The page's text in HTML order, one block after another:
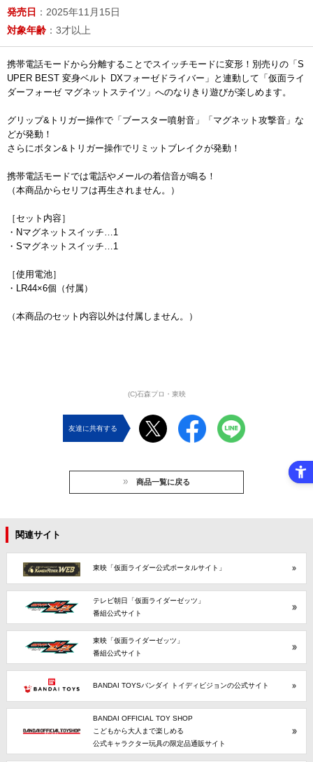
発売日 ：2025年11月15日
対象年齢 ：3才以上
携帯電話モードから分離することでスイッチモードに変形！別売りの「S
UPER BEST 変身ベルト DXフォーゼドライバー」と連動して「仮面ライ
ダーフォーゼ マグネットステイツ」へのなりきり遊びが楽しめます。
グリップ&トリガー操作で「ブースター噴射音」「マグネット攻撃音」な
どが発動！
さらにボタン&トリガー操作でリミットブレイクが発動！
携帯電話モードでは電話やメールの着信音が鳴る！
（本商品からセリフは再生されません。）
［セット内容］
・Nマグネットスイッチ…1
・Sマグネットスイッチ…1
［使用電池］
・LR44×6個（付属）
（本商品のセット内容以外は付属しません。）
(C)石森プロ・東映
友達に共有する
商品一覧に戻る
関連サイト
東映「仮面ライダー公式ポータルサイト」
テレビ朝日「仮面ライダーゼッツ」
番組公式サイト
東映「仮面ライダーゼッツ」
番組公式サイト
BANDAI TOYSバンダイ トイディビジョンの公式サイト
BANDAI OFFICIAL TOY SHOP
こどもから大人まで楽しめる
公式キャラクター玩具の限定品通販サイト